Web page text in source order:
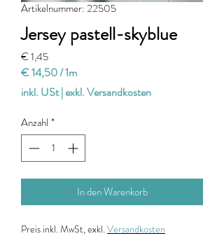
Artikelnummer: 22505
Jersey pastell-skyblue
€ 1,45Preis
€ 14,50/1m
€ 14,50
pro
1
Meter
inkl. USt|exkl. Versandkosten
Anzahl *
In den Warenkorb
Preis inkl. MwSt, exkl. Versandkosten